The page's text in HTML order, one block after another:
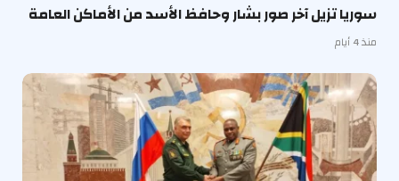
سوريا تزيل آخر صور بشار وحافظ الأسد من الأماكن العامة
منذ 4 أيام